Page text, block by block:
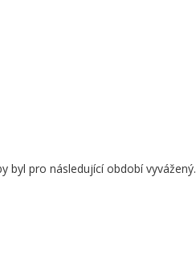
byl pro následující období vyvážený.